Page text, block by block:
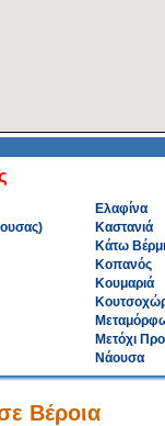
Ελαφίνα
Καστανιά
Κάτω
Κοπανός
Κουμαριά
Μετόχι
Νάουσα
Βέροια